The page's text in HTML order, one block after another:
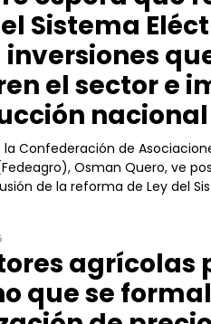
Sistema
el sector e
nacional
la Confederación de
Osman Quero, ve
de la reforma de Ley del
agrícolas
que se